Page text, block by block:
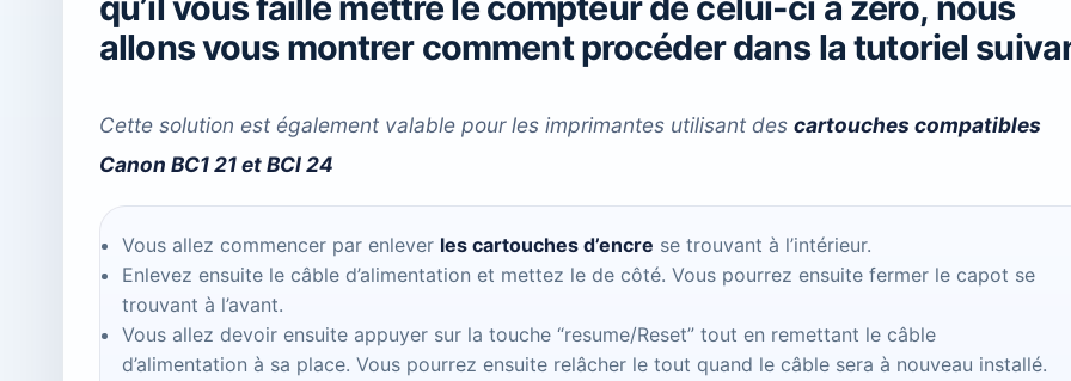
allons vous montrer comment procéder dans la tutoriel
Cette solution est également valable pour les imprimantes utilisant des cartouches compatibles
Canon BC1 21 et BCI 24
Vous allez commencer par enlever les cartouches d’encre se trouvant à l’intérieur.
Enlevez ensuite le câble d’alimentation et mettez le de côté. Vous pourrez ensuite fermer le capot se
trouvant à l’avant.
Vous allez devoir ensuite appuyer sur la touche “resume/Reset” tout en remettant le câble
d’alimentation à sa place. Vous pourrez ensuite relâcher le tout quand le câble sera à nouveau installé.